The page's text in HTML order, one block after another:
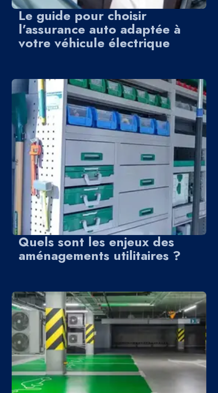
Le guide pour choisir
l’assurance auto adaptée à
votre véhicule électrique
Quels sont les enjeux des
aménagements utilitaires ?